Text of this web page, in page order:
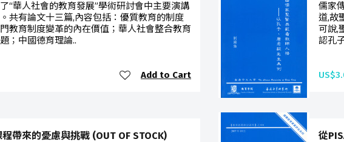
“華人社會的教育發展”學術研討會中主要演講
共有論文十三篇,內容包括：優質教育的制度
教育制度變革的內在價值；華人社會整合教育
；中國德育理論..
Add to Cart
儒家
道,故
可說,
認孔
帶來的憂慮與挑戰 (OUT OF STOCK)
從